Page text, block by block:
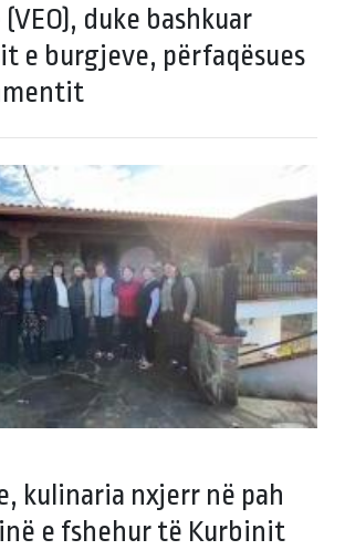
duke bashkuar
e burgjeve, përfaqësues
kulinaria nxjerr në pah
e fshehur të Kurbinit